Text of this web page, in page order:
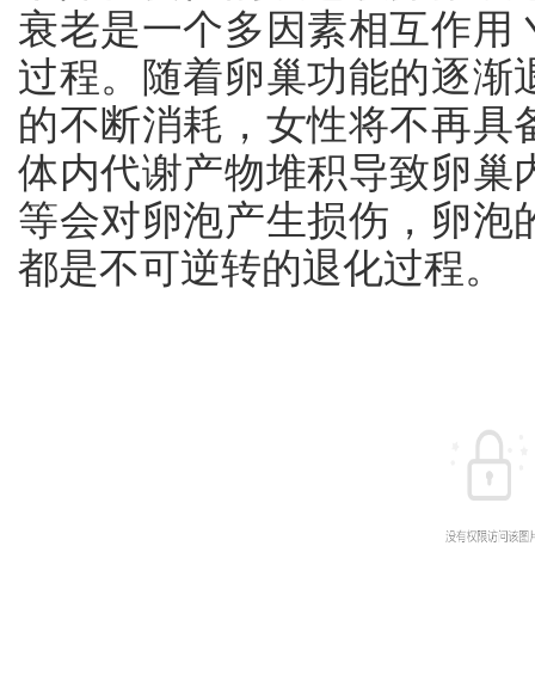
衰老是一个多因素相互作用
过程。随着卵巢功能的逐渐
的不断消耗，女性将不再具
体内代谢产物堆积导致卵巢
等会对卵泡产生损伤，卵泡
都是不可逆转的退化过程。